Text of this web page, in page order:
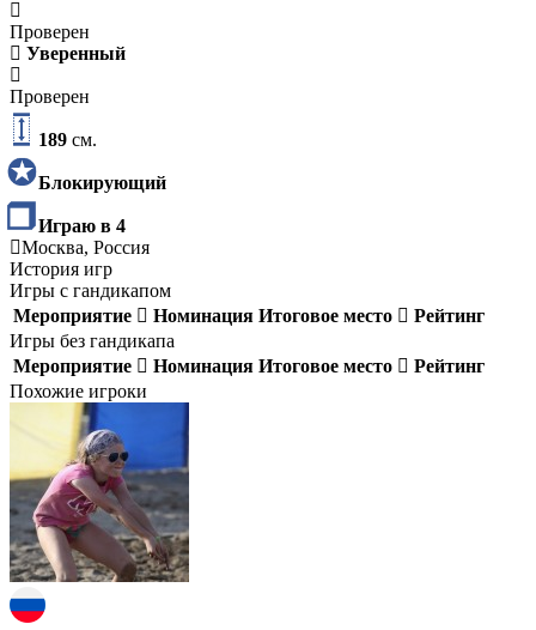
Проверен
Уверенный
Проверен
189 см.
Блокирующий
Играю в 4
Москва, Россия
История игр
Игры с гандикапом
Мероприятие
Номинация Итоговое место
Рейтинг
Игры без гандикапа
Мероприятие
Номинация Итоговое место
Рейтинг
Похожие игроки